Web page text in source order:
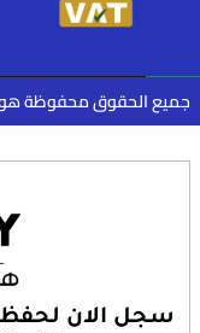
جميع الحقوق محفوظة
سجل الان